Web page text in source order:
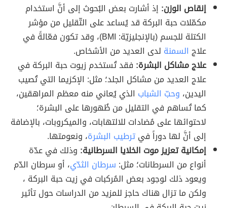
إنقاص الوزن: إذ أشارت بعض البُحوث إلى أنَّ استخدام
مكمّلات حبة البركة قد يُساعد على التّقليل من مؤشر
الكتلة للجسم (بالإنجليزيّة: BMI)، وقد تكون فعّالةً في
علاج السمنة لدى العديد من الأشخاص.
علاج مشاكل البشرة: فقد تُستخدم زيوت حبة البركة في
علاج العديد من مشاكل الجلد؛ مثل: الإكزيما التي تُصيب
اليدين، وحبّ الشباب الذي يُعاني منه معظم المراهقين،
كما تُساهم في التقليل من ظُهورها على البشرة؛
لاحتوائها على مُضادات للالتهابات، والميكروبات، بالإضافة
إلى أنَّ لها دوراً فيترطيب البشرة، ونعومتها.
إمكانية تعزيز موت الخلايا السرطانية: وذلك في عدّة
أنواع من السرطانات؛ مثل: سرطان الثدّي، أو سرطان الدّم
ويعود ذلك لوجود بعض المُركبات في زيت حبة البركة ،
ولكن ما تزال هناك حاجز للمزيد من الدراسات حول تأثير